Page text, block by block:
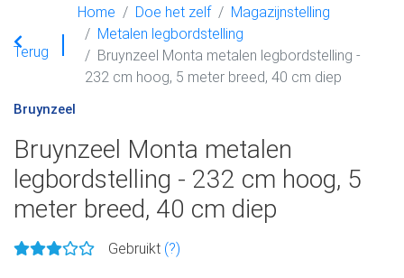
Terug
Home Doe het zelf
Magazijnstelling
Metalen legbordstelling
Bruynzeel Monta metalen legbordstelling -
232 cm hoog, 5 meter breed, 40 cm diep
Bruynzeel
Bruynzeel Monta metalen
legbordstelling - 232 cm hoog, 5
meter breed, 40 cm diep
Gebruikt (?)